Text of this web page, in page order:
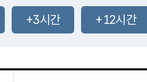
-mm
31.3℃
1.9m/s
-mm
+3시간 +12시간